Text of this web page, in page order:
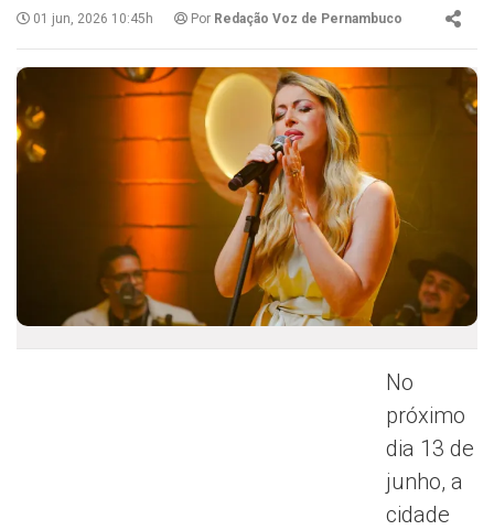
01 jun, 2026 10:45h Por Redação Voz de Pernambuco
No
próximo
dia 13 de
junho, a
cidade